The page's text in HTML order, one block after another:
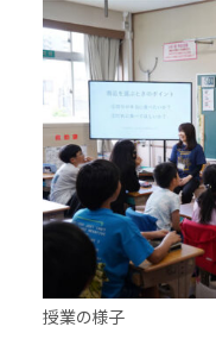
授業の様子